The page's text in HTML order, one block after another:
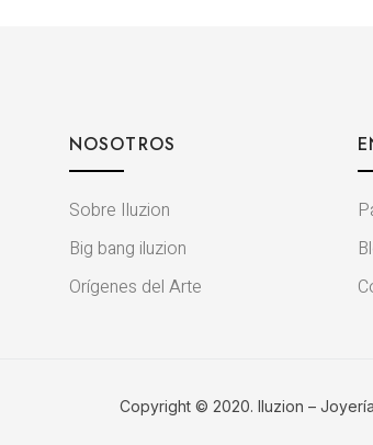
NOSOTROS
Sobre Iluzion
Big bang iluzion
Orígenes del Arte
Copyright © 2020. Iluzion – Joyería